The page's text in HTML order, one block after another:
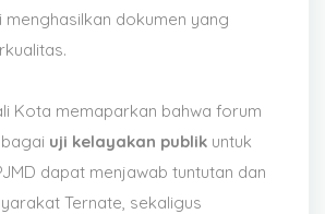
menghasilkan dokumen yang
Kota memaparkan bahwa forum
uji kelayakan publik untuk
dapat menjawab tuntutan dan
Ternate, sekaligus